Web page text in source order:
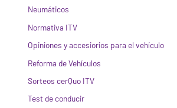
Neumáticos
Normativa ITV
Opiniones y accesiorios para el vehículo
Reforma de Vehículos
Sorteos cerQuo ITV
Test de conducir